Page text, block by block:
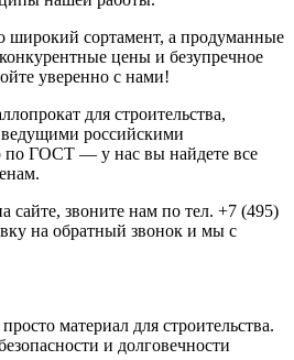
широкий сортамент, а продуманные
цены и безупречное
уверенно с нами!
для строительства,
российскими
по ГОСТ — у нас вы найдете все
сайте, звоните нам по тел. +7 (495)
на обратный звонок и мы с
материал для строительства.
и долговечности